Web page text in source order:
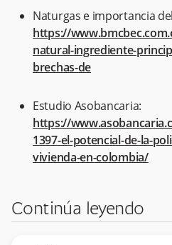
Naturgas e importancia
https://
natural-ingrediente-
brechas-de
Estudio Asobancaria:
https://
1397-el-potencial-de-la-
vivienda-en-colombia/
Continúa leyendo